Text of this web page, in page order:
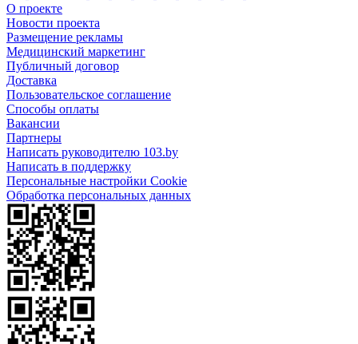
О проекте
Новости проекта
Размещение рекламы
Медицинский маркетинг
Публичный договор
Доставка
Пользовательское соглашение
Способы оплаты
Вакансии
Партнеры
Написать руководителю 103.by
Написать в поддержку
Персональные настройки Cookie
Обработка персональных данных